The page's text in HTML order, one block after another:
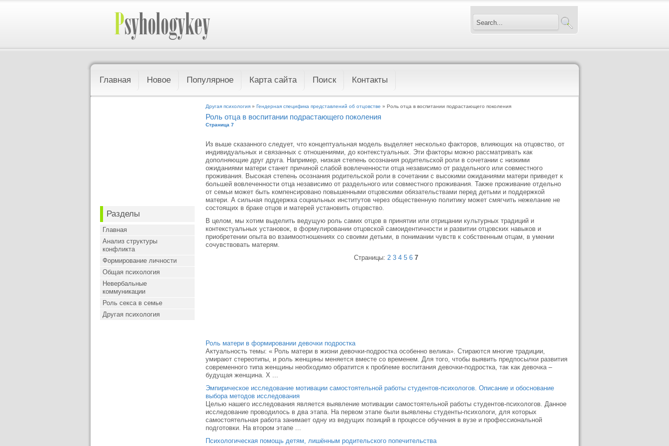
Главная Новое Популярное Карта сайта Поиск Контакты
Разделы
Главная
Анализ структуры
конфликта
Формирование личности
Общая психология
Невербальные
коммуникации
Роль секса в семье
Другая психология
Другая психология » Гендерная специфика представлений об отцовстве » Роль отца в воспитании подрастающего поколения
Роль отца в воспитании подрастающего поколения
Страница 7
Из выше сказанного следует, что концептуальная модель выделяет несколько факторов, влияющих на отцовство, от
индивидуальных и связанных с отношениями, до контекстуальных. Эти факторы можно рассматривать как
дополняющие друг друга. Например, низкая степень осознания родительской роли в сочетании с низкими
ожиданиями матери станет причиной слабой вовлеченности отца независимо от раздельного или совместного
проживания. Высокая степень осознания родительской роли в сочетании с высокими ожиданиями матери приведет к
большей вовлеченности отца независимо от раздельного или совместного проживания. Также проживание отдельно
от семьи может быть компенсировано повышенными отцовскими обязательствами перед детьми и поддержкой
матери. А сильная поддержка социальных институтов через общественную политику может смягчить нежелание не
состоящих в браке отцов и матерей установить отцовство.
В целом, мы хотим выделить ведущую роль самих отцов в принятии или отрицании культурных традиций и
контекстуальных установок, в формулировании отцовской самоидентичности и развитии отцовских навыков и
приобретении опыта во взаимоотношениях со своими детьми, в понимании чувств к собственным отцам, в умении
сочувствовать матерям.
Страницы: 2 3 4 5 6 7
Роль матери в формировании девочки подростка
Актуальность темы: « Роль матери в жизни девочки-подростка особенно велика». Стираются многие традиции,
умирают стереотипы, и роль женщины меняется вместе со временем. Для того, чтобы выявить предпосылки развития
современного типа женщины необходимо обратится к проблеме воспитания девочки-подростка, так как девочка –
будущая женщина. Х ...
Эмпирическое исследование мотивации самостоятельной работы студентов-психологов. Описание и обоснование
выбора методов исследования
Целью нашего исследования является выявление мотивации самостоятельной работы студентов-психологов. Данное
исследование проводилось в два этапа. На первом этапе были выявлены студенты-психологи, для которых
самостоятельная работа занимает одну из ведущих позиций в процессе обучения в вузе и профессиональной
подготовки. На втором этапе ...
Психологическая помощь детям, лишённым родительского попечительства